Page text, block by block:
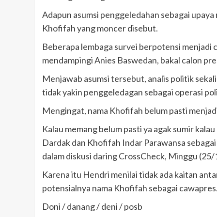
Adapun asumsi penggeledahan sebagai
Khofifah yang moncer disebut.
Beberapa lembaga survei berpotensi
mendampingi Anies Baswedan, bakal calon
Menjawab asumsi tersebut, analis politik
tidak yakin penggeledagan sebagai operasi
Mengingat, nama Khofifah belum pasti
Kalau memang belum pasti ya agak sumir
Dardak dan Khofifah Indar Parawansa
dalam diskusi daring CrossCheck, Minggu
Karena itu Hendri menilai tidak ada kaitan
potensialnya nama Khofifah sebagai
Doni / danang / deni / posb